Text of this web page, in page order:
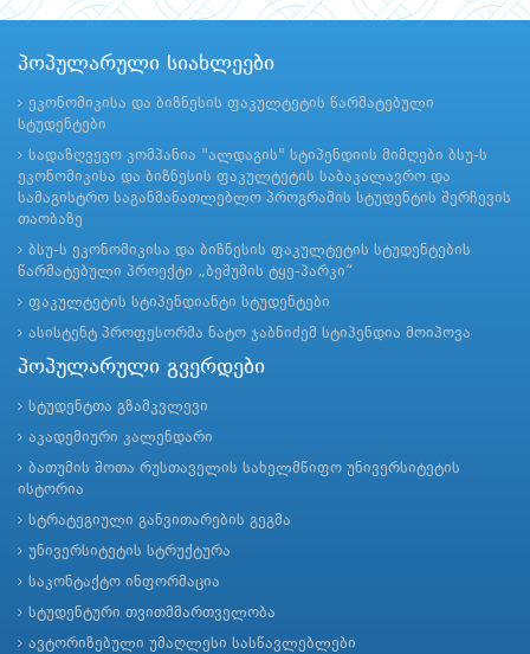
პოპულარული სიახლეები
ეკონომიკისა და ბიზნესის ფაკულტეტის წარმატებული
სტუდენტები
სადაზღვევო კომპანია "ალდაგის" სტიპენდიის მიმღები ბსუ-ს
ეკონომიკისა და ბიზნესის ფაკულტეტის საბაკალავრო და
სამაგისტრო საგანმანათლებლო პროგრამის სტუდენტის შერჩევის
თაობაზე
ბსუ-ს ეკონომიკისა და ბიზნესის ფაკულტეტის სტუდენტების
წარმატებული პროექტი „ბეშუმის ტყე-პარკი“
ფაკულტეტის სტიპენდიანტი სტუდენტები
ასისტენტ პროფესორმა ნატო ჯაბნიძემ სტიპენდია მოიპოვა
პოპულარული გვერდები
სტუდენტთა გზამკვლევი
აკადემიური კალენდარი
ბათუმის შოთა რუსთაველის სახელმწიფო უნივერსიტეტის
ისტორია
სტრატეგიული განვითარების გეგმა
უნივერსიტეტის სტრუქტურა
საკონტაქტო ინფორმაცია
სტუდენტური თვითმმართველობა
ავტორიზებული უმაღლესი სასწავლებლები